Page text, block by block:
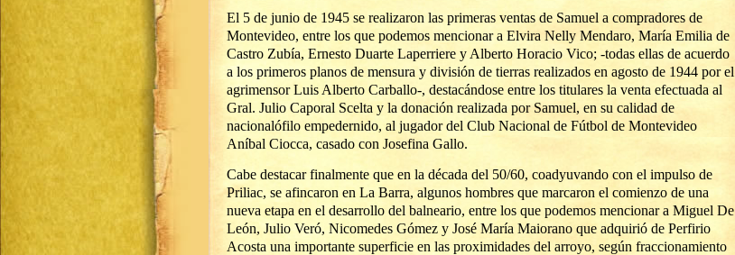
El 5 de junio de 1945 se realizaron las primeras ventas de Samuel a compradores de
Montevideo, entre los que podemos mencionar a Elvira Nelly Mendaro, María Emilia de
Castro Zubía, Ernesto Duarte Laperriere y Alberto Horacio Vico; -todas ellas de acuerdo
a los primeros planos de mensura y división de tierras realizados en agosto de 1944 por el
agrimensor Luis Alberto Carballo-, destacándose entre los titulares la venta efectuada al
Gral. Julio Caporal Scelta y la donación realizada por Samuel, en su calidad de
nacionalófilo empedernido, al jugador del Club Nacional de Fútbol de Montevideo
Aníbal Ciocca, casado con Josefina Gallo.
Cabe destacar finalmente que en la década del 50/60, coadyuvando con el impulso de
Priliac, se afincaron en La Barra, algunos hombres que marcaron el comienzo de una
nueva etapa en el desarrollo del balneario, entre los que podemos mencionar a Miguel De
León, Julio Veró, Nicomedes Gómez y José María Maiorano que adquirió de Perfirio
Acosta una importante superficie en las proximidades del arroyo, según fraccionamiento